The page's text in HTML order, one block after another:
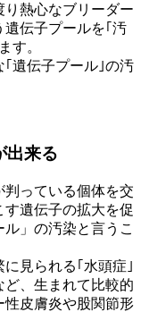
熱心なブリーダー
遺伝子プールを｢汚
す。
遺伝子プール｣の汚
出来る
っている個体を交
遺伝子の拡大を促
」の汚染と言うこ
見られる｢水頭症｣
、生まれて比較的
性皮膚炎や股関節形